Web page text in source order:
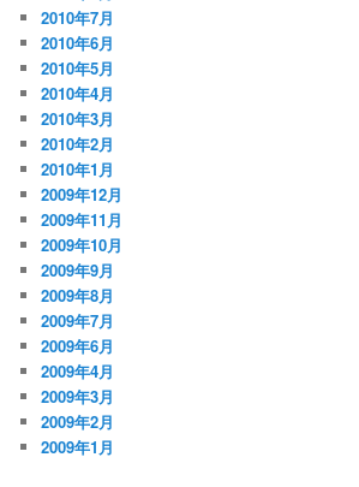
2010年7月
2010年6月
2010年5月
2010年4月
2010年3月
2010年2月
2010年1月
2009年12月
2009年11月
2009年10月
2009年9月
2009年8月
2009年7月
2009年6月
2009年4月
2009年3月
2009年2月
2009年1月